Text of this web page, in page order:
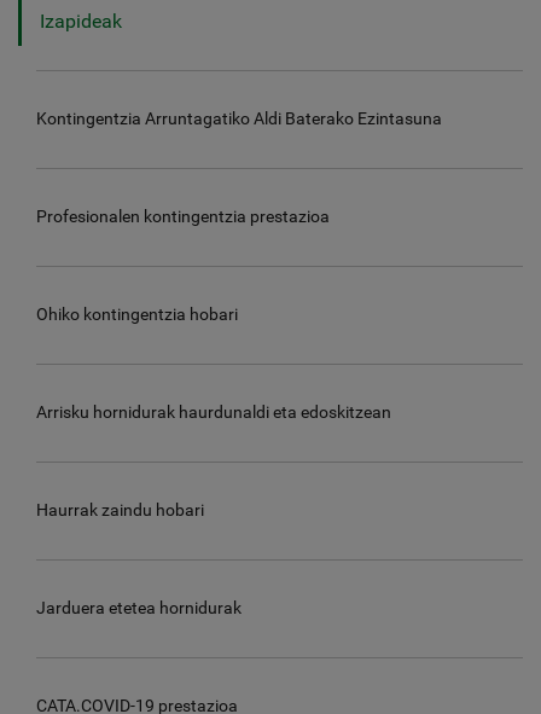
Izapideak
Kontingentzia Arruntagatiko Aldi Baterako Ezintasuna
Profesionalen kontingentzia prestazioa
Ohiko kontingentzia hobari
Arrisku hornidurak haurdunaldi eta edoskitzean
Haurrak zaindu hobari
Jarduera etetea hornidurak
CATA.COVID-19 prestazioa